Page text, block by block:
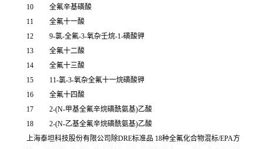
10
全氟辛基磺酸
11
全氟十一酸
12
9-氯-全氟-3-氧杂壬烷-1-磺酸钾
13
全氟十二酸
14
全氟十三酸
15
11-氯-3-氧杂全氟十一烷磺酸钾
16
全氟十四酸
17
2-(N-甲基全氟辛烷磺酰氨基)乙酸
18
2-(N-乙基全氟辛烷磺酰氨基)乙酸
上海泰坦科技股份有限公司除DRE标准品 18种全氟化合物混标/EPA方